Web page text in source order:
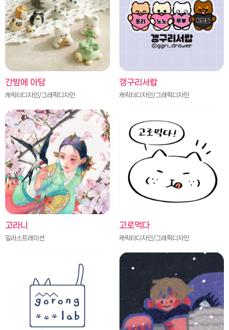
간밤에 아담
캐릭터디자인/그래픽디자인
갱구리서랍
캐릭터디자인/그래픽디자인
고라니
일러스트레이션
고로먹다
캐릭터디자인/그래픽디자인